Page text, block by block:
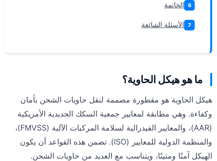
6 الخاتمة
7 الأسئلة الشائعة
ما هو هيكل الحاوية؟
هيكل الحاوية هو مقطورة مصممة لنقل حاويات الشحن بأمان
وكفاءة. وهي مطابقة لمعايير جمعية السكك الحديدية الأمريكية
(AAR)، والمعايير الفيدرالية لسلامة المركبات الآلية (FMVSS)،
والمنظمة الدولية للمعايير (ISO). تضمن هذه القواعد أن يكون
الهيكل آمنًا ومتينًا، ويتناسب مع العديد من حاويات الشحن.